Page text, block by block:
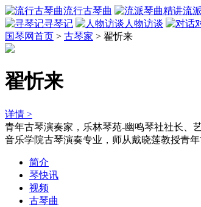
流行古琴曲
流
寻琴记
人物访谈
国琴网首页 > 古琴家 > 翟忻来
翟忻来
详情 >
青年古琴演奏家，乐林琴苑-幽鸣琴社社长、
音乐学院古琴演奏专业，师从戴晓莲教授青
简介
琴快讯
视频
古琴曲